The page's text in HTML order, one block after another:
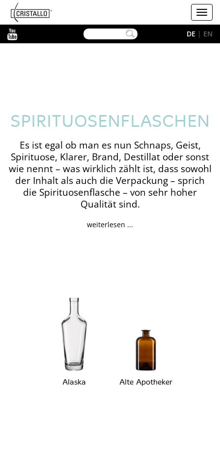
Cristallo
DE | EN
SPIRITUOSEN­FLASCHEN
Es ist egal ob man es nun Schnaps, Geist,
Spirituose, Klarer, Brand, Destillat oder sonst
wie nennt – was wirklich zählt ist, dass sowohl
der Inhalt als auch die Verpackung – sprich
die Spirituosenflasche – von sehr hoher
Qualität sind.
weiterlesen ...
Alaska Alte Apotheker